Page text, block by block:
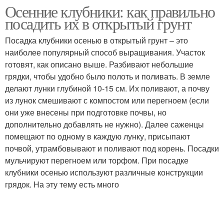
Осенние клубники: как правильно
посадить их в открытый грунт
Посадка клубники осенью в открытый грунт – это
наиболее популярный способ выращивания. Участок
готовят, как описано выше. Разбивают небольшие
грядки, чтобы удобно было полоть и поливать. В земле
делают лунки глубиной 10-15 см. Их поливают, а почву
из лунок смешивают с компостом или перегноем (если
они уже внесены при подготовке почвы, но
дополнительно добавлять не нужно). Далее саженцы
помещают по одному в каждую лунку, присыпают
почвой, утрамбовывают и поливают под корень. Посадки
мульчируют перегноем или торфом. При посадке
клубники осенью используют различные конструкции
грядок. На эту тему есть много